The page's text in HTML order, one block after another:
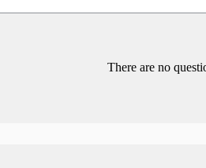
There are no